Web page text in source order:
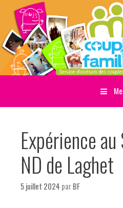
Expérience
ND de Laghet
5 juillet 2024 parBF